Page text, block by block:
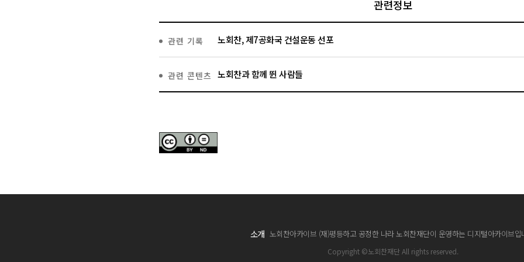
관련정보
관련 기록 노회찬, 제7공화국 건설운동 선포
관련 콘텐츠 노회찬과 함께 뛴 사람들
소개 노회찬아카이브 (재)평등하고 공정한 나라 노회찬재단이 운영하는 디지털아카이브입
Copyright ©노회찬재단 All rights reserved.